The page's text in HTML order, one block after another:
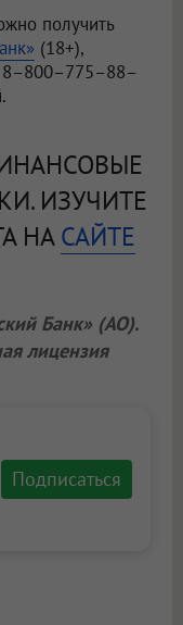
получить
(18+),
8–800–775–88–
ИЗУЧИТЕ
НАСАЙТЕ
Банк» (АО).
лицензия
Подписаться